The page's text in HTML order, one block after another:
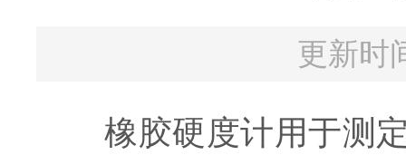
更新时
橡胶硬度计用于测定